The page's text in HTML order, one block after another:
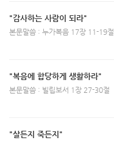
"감사하는 사람이 되라"
본문말씀 : 누가복음 17장 11-19절
"복음에 합당하게 생활하라"
본문말씀 : 빌립보서 1장 27-30절
"살든지 죽든지"